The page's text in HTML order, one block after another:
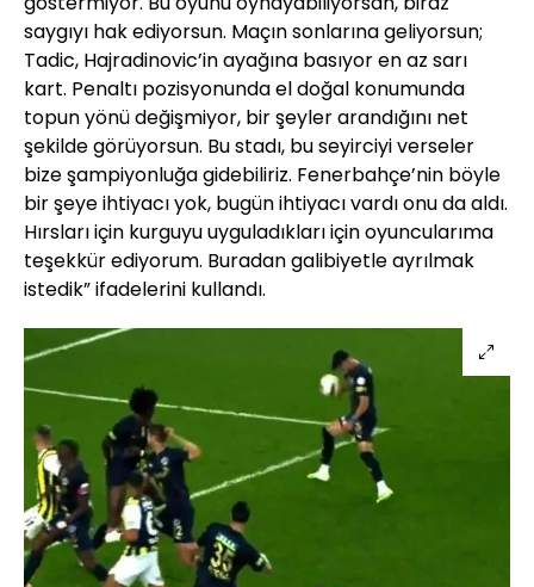
saygıyı hak ediyorsun. Maçın sonlarına geliyorsun;
Tadic, Hajradinovic’in ayağına basıyor en az sarı
kart. Penaltı pozisyonunda el doğal konumunda
topun yönü değişmiyor, bir şeyler arandığını net
şekilde görüyorsun. Bu stadı, bu seyirciyi verseler
bize şampiyonluğa gidebiliriz. Fenerbahçe’nin böyle
bir şeye ihtiyacı yok, bugün ihtiyacı vardı onu da aldı.
Hırsları için kurguyu uyguladıkları için oyuncularıma
teşekkür ediyorum. Buradan galibiyetle ayrılmak
istedik” ifadelerini kullandı.